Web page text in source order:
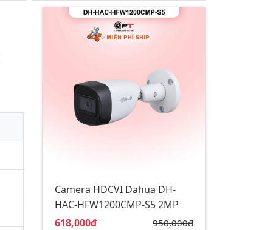
Camera HDCVI Dahua DH-
HAC-HFW1200CMP-S5 2MP
Giá bán:
618,000đ Giá gốc:
950,000đ